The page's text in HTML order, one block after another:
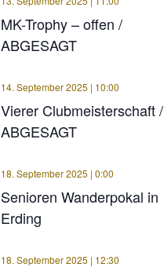
MK-Trophy – offen /
ABGESAGT
Vierer Clubmeisterschaft /
ABGESAGT
14. September 2025 | 10:00
Senioren Wanderpokal in
Erding
18. September 2025 | 0:00
18. September 2025 | 12:30